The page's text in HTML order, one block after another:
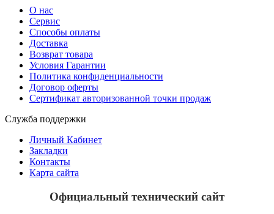
О нас
Сервис
Способы оплаты
Доставка
Возврат товара
Условия Гарантии
Политика конфиденциальности
Договор оферты
Сертификат авторизованной точки продаж
Служба поддержки
Личный Кабинет
Закладки
Контакты
Карта сайта
Официальный технический сайт